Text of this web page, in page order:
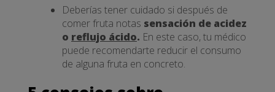
Deberías tener cuidado si después de
comer fruta notas sensación de acidez
o reflujo ácido. En este caso, tu médico
puede recomendarte reducir el consumo
de alguna fruta en concreto.